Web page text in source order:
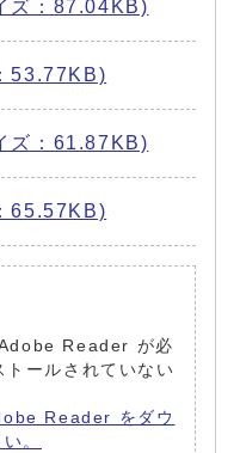
ズ：87.04KB)
53.77KB)
ズ：61.87KB)
65.57KB)
Reader が必
ールされていない
Reader をダウ
。